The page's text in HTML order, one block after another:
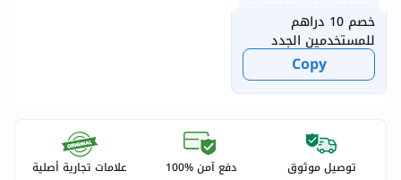
خصم 10 دراهم
للمستخدمين الجدد
Copy
توصيل موثوق دفع آمن %100 علامات تجارية أصلية